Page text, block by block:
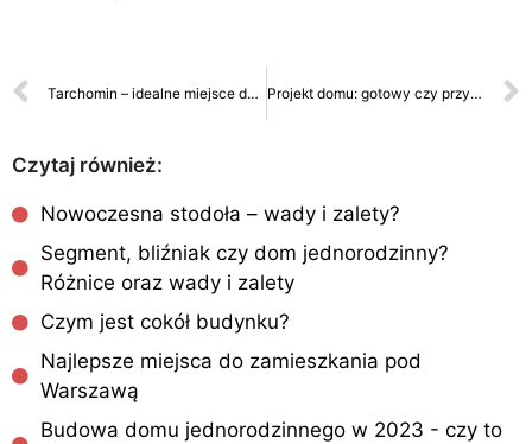
Tarchomin – idealne miejsce do życia dla Twojej firmy i przyszłych mieszkańców Projekt domu: gotowy czy przygotowany na zamówienie?
Czytaj również:
Nowoczesna stodoła – wady i zalety?
Segment, bliźniak czy dom jednorodzinny?
Różnice oraz wady i zalety
Czym jest cokół budynku?
Najlepsze miejsca do zamieszkania pod
Warszawą
Budowa domu jednorodzinnego w 2023 - czy to